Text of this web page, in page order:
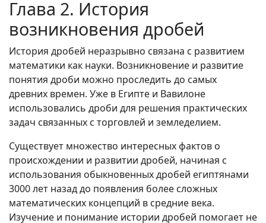
Глава 2. История
возникновения дробей
История дробей неразрывно связана с развитием
математики как науки. Возникновение и развитие
понятия дроби можно проследить до самых
древних времен. Уже в Египте и Вавилоне
использовались дроби для решения практических
задач связанных с торговлей и земледелием.
Существует множество интересных фактов о
происхождении и развитии дробей, начиная с
использования обыкновенных дробей египтянами
3000 лет назад до появления более сложных
математических концепций в средние века.
Изучение и понимание истории дробей помогает не